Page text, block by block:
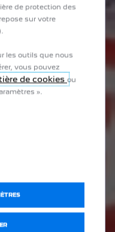
de protection des
sur votre
les outils que nous
vous pouvez
de cookies ou
».